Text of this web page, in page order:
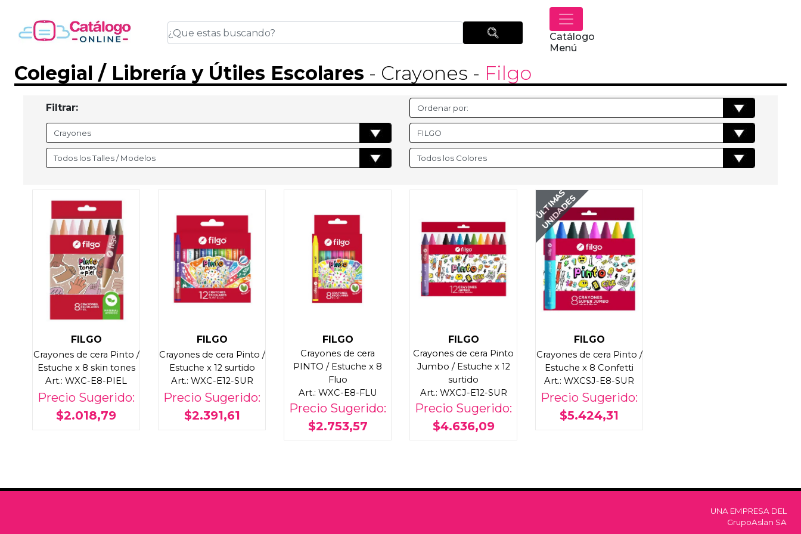
Catálogo
Menú
Colegial / Librería y Útiles Escolares - Crayones - Filgo
Filtrar:
FILGO
Crayones de cera Pinto /
Estuche x 8 skin tones
Art.: WXC-E8-PIEL
Precio Sugerido:
$2.018,79
FILGO
Crayones de cera Pinto /
Estuche x 12 surtido
Art.: WXC-E12-SUR
Precio Sugerido:
$2.391,61
FILGO
Crayones de cera
PINTO / Estuche x 8
Fluo
Art.: WXC-E8-FLU
Precio Sugerido:
$2.753,57
FILGO
Crayones de cera Pinto
Jumbo / Estuche x 12
surtido
Art.: WXCJ-E12-SUR
Precio Sugerido:
$4.636,09
ÚLTIMAS
UNIDADES
FILGO
Crayones de cera Pinto /
Estuche x 8 Confetti
Art.: WXCSJ-E8-SUR
Precio Sugerido:
$5.424,31
UNA EMPRESA DEL
GrupoAslan SA